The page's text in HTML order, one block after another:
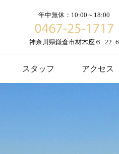
年中無休：10:00～18:00
神奈川県鎌倉市材木座６−22−6
スタッフ アクセス